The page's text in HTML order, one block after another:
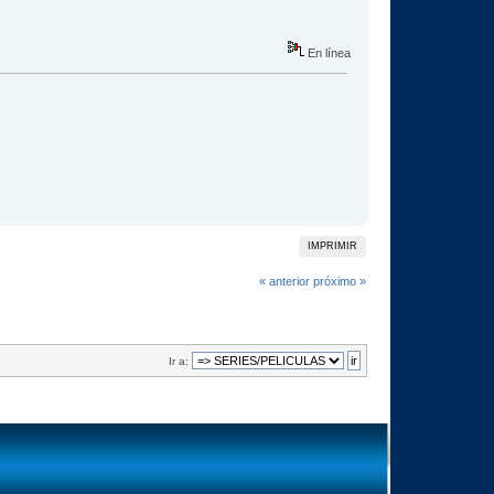
En línea
IMPRIMIR
« anterior próximo »
Ir a: